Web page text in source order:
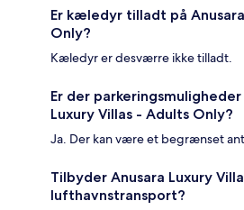
Er kæledyr tilladt på
Only?
Kæledyr er desværre ikke tilladt.
Er der
Luxury Villas - Adults Only?
Ja. Der kan være et begrænset
Tilbyder Anusara Luxury
lufthavnstransport?